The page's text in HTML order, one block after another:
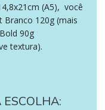
(A5), você
Branco 120g (mais
90g
textura).